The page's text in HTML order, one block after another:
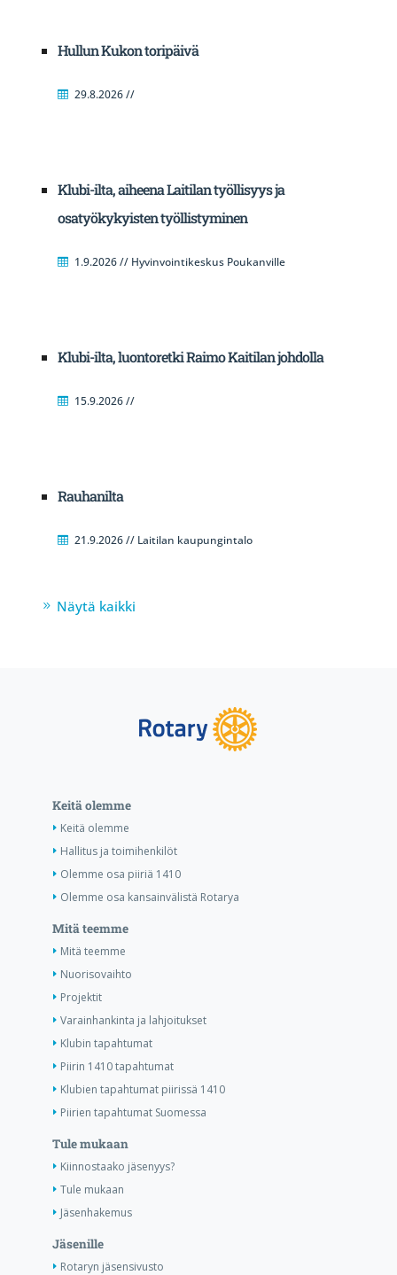
Hullun Kukon toripäivä
29.8.2026 //
Klubi-ilta, aiheena Laitilan työllisyys ja
osatyökykyisten työllistyminen
1.9.2026 // Hyvinvointikeskus Poukanville
Klubi-ilta, luontoretki Raimo Kaitilan johdolla
15.9.2026 //
Rauhanilta
21.9.2026 // Laitilan kaupungintalo
Näytä kaikki
Keitä olemme
Keitä olemme
Hallitus ja toimihenkilöt
Olemme osa piiriä 1410
Olemme osa kansainvälistä Rotarya
Mitä teemme
Mitä teemme
Nuorisovaihto
Projektit
Varainhankinta ja lahjoitukset
Klubin tapahtumat
Piirin 1410 tapahtumat
Klubien tapahtumat piirissä 1410
Piirien tapahtumat Suomessa
Tule mukaan
Kiinnostaako jäsenyys?
Tule mukaan
Jäsenhakemus
Jäsenille
Rotaryn jäsensivusto